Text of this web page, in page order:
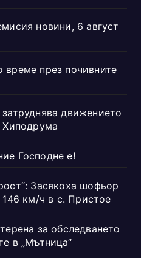
новини, 6 август
време през почивните
движението
Хиподрума
Господне е!
Засякоха шофьор
146 км/ч в с. Пристое
за обследването
в „Мътница“